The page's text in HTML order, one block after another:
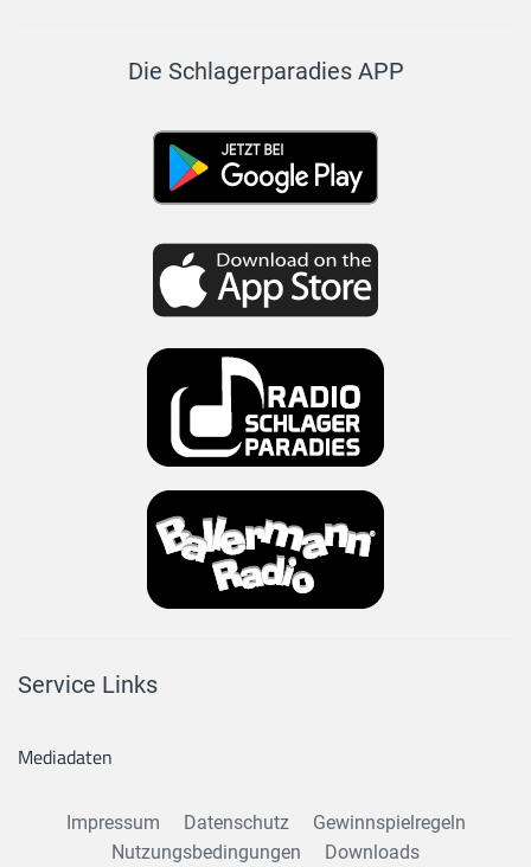
Die Schlagerparadies APP
Service Links
Mediadaten
Impressum Datenschutz
Gewinnspielregeln
Nutzungsbedingungen
Downloads